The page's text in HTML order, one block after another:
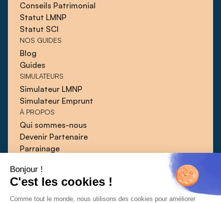
Bonjour !
C'est les cookies !
Comme tout le monde, nous utilisons des cookies pour améliorer
Conseils Patrimonial
Statut LMNP
Statut SCI
NOS GUIDES
Blog
Guides
SIMULATEURS
Simulateur LMNP
Simulateur Emprunt
À PROPOS
Qui sommes-nous
Devenir Partenaire
Parrainage
Guides
Presse
Contact